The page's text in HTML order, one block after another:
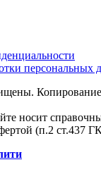
персональных
Копирование
носит
(п.2 ст.437